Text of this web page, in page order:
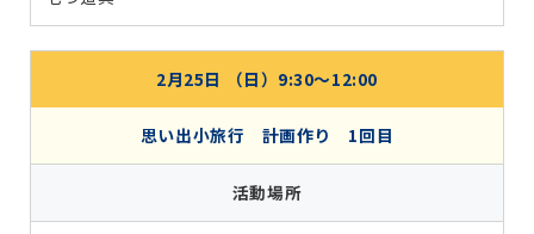
2月25日 （日）9:30～12:00
思い出小旅行 計画作り 1回目
活動場所